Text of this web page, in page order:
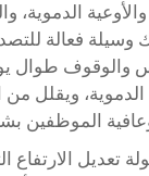
والأوعية
وسيلة فعالة
والوقوف طوال
الدموية، ويقلل
الموظفين
تعديل الارتفاع